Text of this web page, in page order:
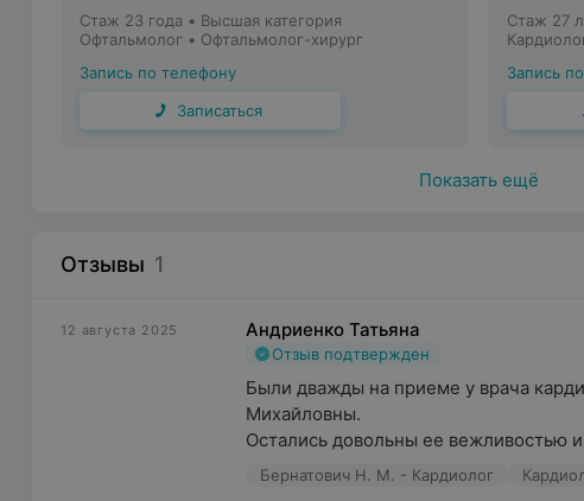
Стаж 23 года • Высшая категория
Офтальмолог • Офтальмолог-хирург
Запись по телефону
Записаться
Стаж 27
Запись
Показать ещё
Отзывы 1
12 августа 2025 Андриенко Татьяна
Отзыв подтвержден
Были дважды на приеме у врача
Михайловны.
Остались довольны ее вежливостью
Бернатович Н. М. - Кардиолог